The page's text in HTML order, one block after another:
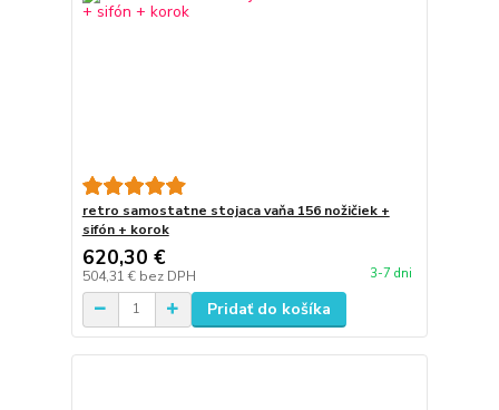
retro samostatne stojaca vaňa 156 nožičiek +
sifón + korok
620,30 €
504,31 € bez DPH 3-7 dni
Pridať do košíka